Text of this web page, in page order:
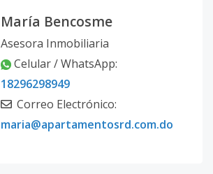
María Bencosme
Asesora Inmobiliaria
Celular / WhatsApp:
18296298949
Correo Electrónico:
maria@apartamentosrd.com.do